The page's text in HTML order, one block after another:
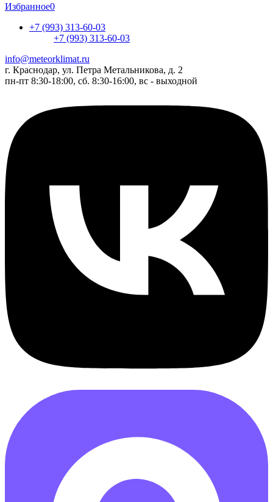
Избранное0
+7 (993) 313-60-03
+7 (993) 313-60-03
info@meteorklimat.ru
г. Краснодар, ул. Петра Метальникова, д. 2
пн-пт 8:30-18:00, сб. 8:30-16:00, вс - выходной